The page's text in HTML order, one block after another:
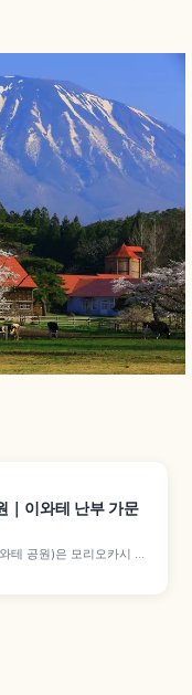
｜이와테 난부 가문
테 공원)은 모리오카시 중
부 가문이 1597년(게이초